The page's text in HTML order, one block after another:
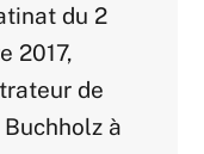
du 2
2017,
de
à